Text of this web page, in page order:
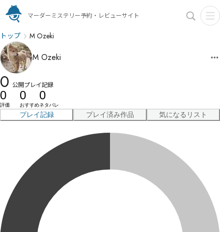
マーダーミステリー予約・レビューサイト
トップ M Ozeki
M Ozeki
0 公開プレイ記録
0
評価
0
おすすめ
0
ネタバレ
プレイ記録 プレイ済み作品 気になるリスト